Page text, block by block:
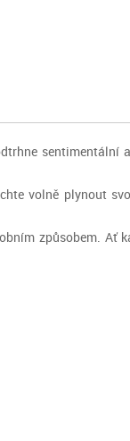
sentimentální
volně plynout
způsobem. Ať